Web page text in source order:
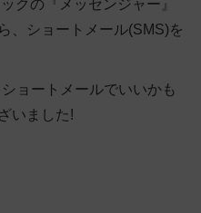
クの『メッセンジャー』
、ショートメール(SMS)を
ョートメールでいいかも
いました!